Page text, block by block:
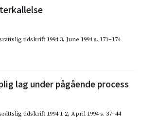
tidskrift 1994 3, June 1994s. 171–174
lag under pågående process
tidskrift 1994 1-2, April 1994s. 37–44